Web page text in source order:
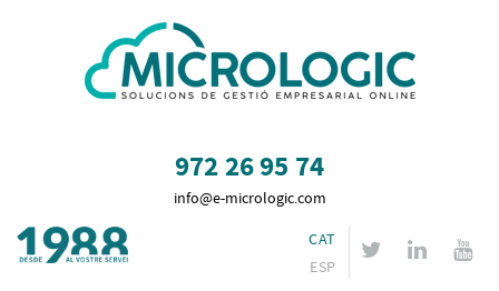
972 26 95 74
info@e-micrologic.com
CAT
ESP